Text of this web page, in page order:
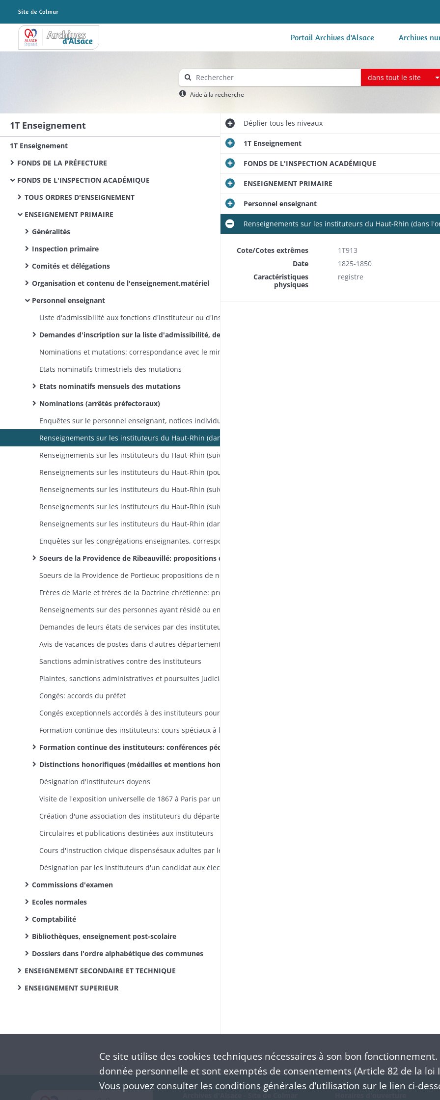
Archives Alsace - Colmar Portail Archives d'Alsace Archives
dans tout le site
Aide à la recherche
1T Enseignement
1T Enseignement
FONDS DE LA PRÉFECTURE
FONDS DE L'INSPECTION ACADÉMIQUE
TOUS ORDRES D'ENSEIGNEMENT
ENSEIGNEMENT PRIMAIRE
Généralités
Inspection primaire
Comités et délégations
Organisation et contenu de l'enseignement,matériel
Personnel enseignant
Demandes d'inscription sur la liste d'admissibilité, demandes de postes dans le Haut-Rhin
Etats nominatifs trimestriels des mutations
Etats nominatifs mensuels des mutations
Nominations (arrêtés préfectoraux)
Soeurs de la Providence de Ribeauvillé: propositions de nominations et de mutations, remplacement de soeurs malades
Avis de vacances de postes dans d'autres départements
Sanctions administratives contre des instituteurs
Congés: accords du préfet
Formation continue des instituteurs: conférences pédagogiques
Distinctions honorifiques (médailles et mentions honorables) accordées aux enseignants méritants
Désignation d'instituteurs doyens
Circulaires et publications destinées aux instituteurs
Commissions d'examen
Ecoles normales
Comptabilité
Bibliothèques, enseignement post-scolaire
Dossiers dans l'ordre alphabétique des communes
ENSEIGNEMENT SECONDAIRE ET TECHNIQUE
ENSEIGNEMENT SUPERIEUR
Dépliertous les niveaux
1T Enseignement
FONDS DE L'INSPECTION ACADÉMIQUE
ENSEIGNEMENT PRIMAIRE
Personnel enseignant
Renseignements sur les instituteurs du Haut-Rhin (dans
Cote/Cotes extrêmes
1T913
Date
1825-1850
Caractéristiques
physiques
registre
Ce site utilise des cookiestechniques nécessaires à son bon
donnée personnelle et sont exemptés de consentements (Article 82 de la
Vous pouvez consulter les conditions générales d’utilisation sur le lien ci-